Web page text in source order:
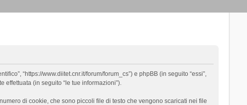
“https://www.diitet.cnr.it/forum/forum_cs”) e phpBB (in seguito “essi”,
effettuata (in seguito “le tue informazioni”).
di cookie, che sono piccoli file di testo che vengono scaricati nei file